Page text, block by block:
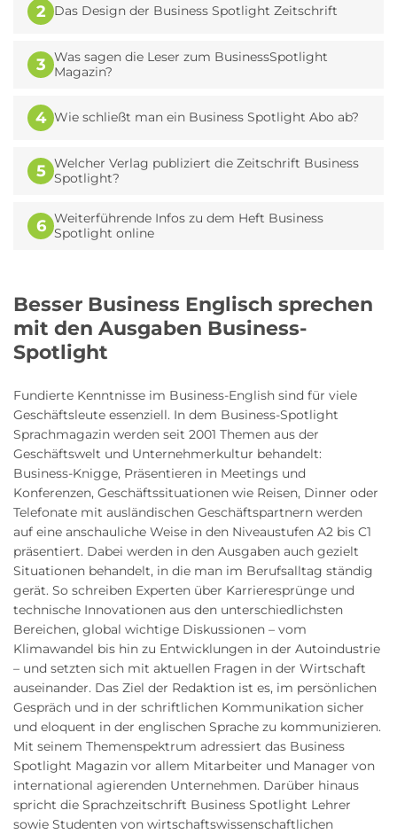
Besser Business Englisch sprechen
mit den Ausgaben Business-
Spotlight
Fundierte Kenntnisse im Business-English sind für viele
Geschäftsleute essenziell. In dem Business-Spotlight
Sprachmagazin werden seit 2001 Themen aus der
Geschäftswelt und Unternehmerkultur behandelt:
Business-Knigge, Präsentieren in Meetings und
Konferenzen, Geschäftssituationen wie Reisen, Dinner oder
Telefonate mit ausländischen Geschäftspartnern werden
auf eine anschauliche Weise in den Niveaustufen A2 bis C1
präsentiert. Dabei werden in den Ausgaben auch gezielt
Situationen behandelt, in die man im Berufsalltag ständig
gerät. So schreiben Experten über Karrieresprünge und
technische Innovationen aus den unterschiedlichsten
Bereichen, global wichtige Diskussionen – vom
Klimawandel bis hin zu Entwicklungen in der Autoindustrie
– und setzten sich mit aktuellen Fragen in der Wirtschaft
auseinander. Das Ziel der Redaktion ist es, im persönlichen
Gespräch und in der schriftlichen Kommunikation sicher
und eloquent in der englischen Sprache zu kommunizieren.
Mit seinem Themenspektrum adressiert das Business
Spotlight Magazin vor allem Mitarbeiter und Manager von
international agierenden Unternehmen. Darüber hinaus
spricht die Sprachzeitschrift Business Spotlight Lehrer
sowie Studenten von wirtschaftswissenschaftlichen
2 Das Design der Business Spotlight Zeitschrift
3 Was sagen die Leser zum BusinessSpotlight
Magazin?
4 Wie schließt man ein Business Spotlight Abo ab?
5 Welcher Verlag publiziert die Zeitschrift Business
Spotlight?
6 Weiterführende Infos zu dem Heft Business
Spotlight online